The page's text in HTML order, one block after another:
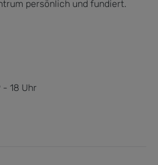
persönlich und fundiert.
- 18 Uhr
...